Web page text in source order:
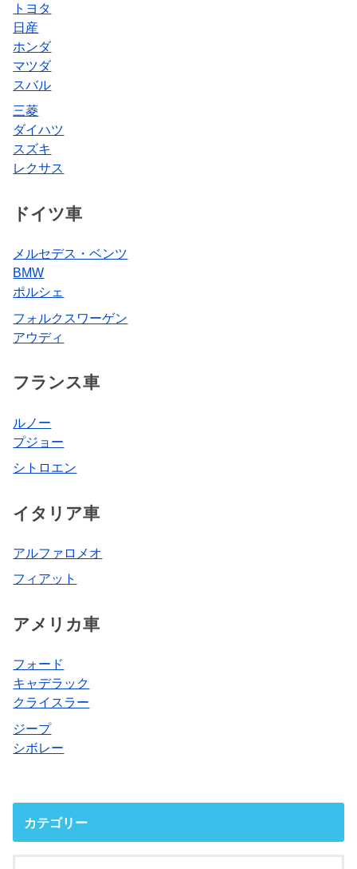
トヨタ
日産
ホンダ
マツダ
スバル
三菱
ダイハツ
スズキ
レクサス
ドイツ車
メルセデス・ベンツ
BMW
ポルシェ
フォルクスワーゲン
アウディ
フランス車
ルノー
プジョー
シトロエン
イタリア車
アルファロメオ
フィアット
アメリカ車
フォード
キャデラック
クライスラー
ジープ
シボレー
カテゴリー